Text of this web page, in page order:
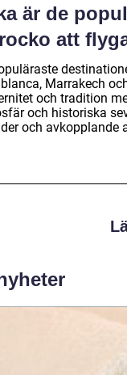
är de
att
Marrakech
och tradition
och historiska
och avkopplande